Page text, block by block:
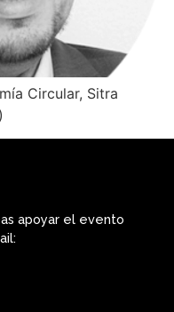
Circular, Sitra
apoyar el evento